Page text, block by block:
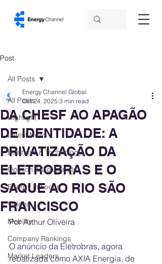
Post
All Posts
Highlight
Latest News
Business & Technology
Opinion & Columnists
Energy in Focus
Videos
Mobility
Company Rankings
Market Leaders
All Posts
DA CHESF AO APAGÃO
DE IDENTIDADE: A
PRIVATIZAÇÃO DA
ELETROBRAS E O
SAQUE AO RIO SÃO
FRANCISCO
Energy Channel Global
Oct 24, 2025 3 min read
Por Arthur Oliveira
O anúncio da Eletrobras, agora
rebatizada como AXIA Energia, de